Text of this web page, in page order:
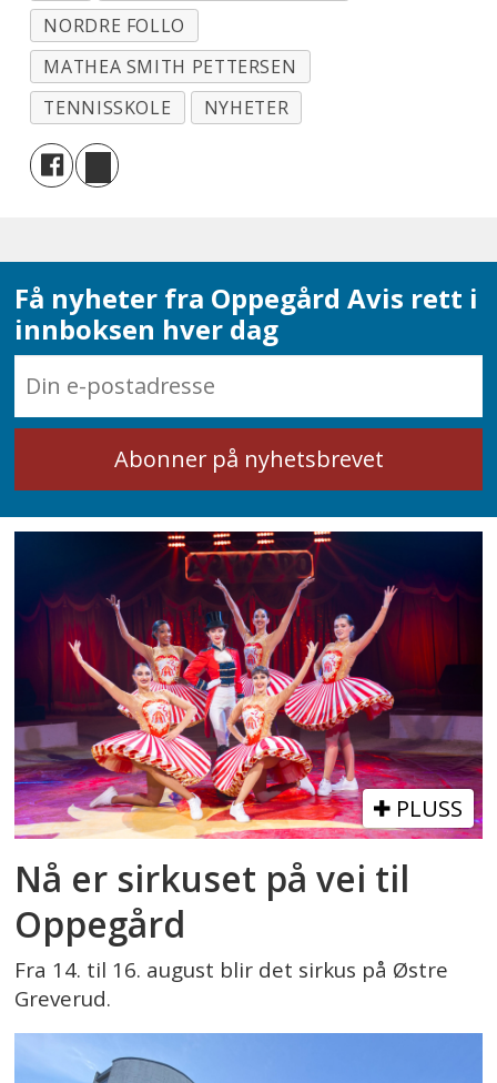
NORDRE FOLLO
MATHEA SMITH PETTERSEN
TENNISSKOLE
NYHETER
Få nyheter fra Oppegård Avis rett i
innboksen hver dag
PLUSS
Nå er sirkuset på vei til
Oppegård
Fra 14. til 16. august blir det sirkus på Østre
Greverud.